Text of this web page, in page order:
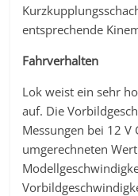
entsprechende
Fahrverhalten
Lok weist ein sehr
auf. Die
Messungen bei 12
umgerechneten